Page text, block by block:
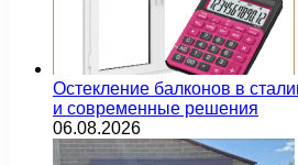
Остекление балконов в
и современные решения
06.08.2026